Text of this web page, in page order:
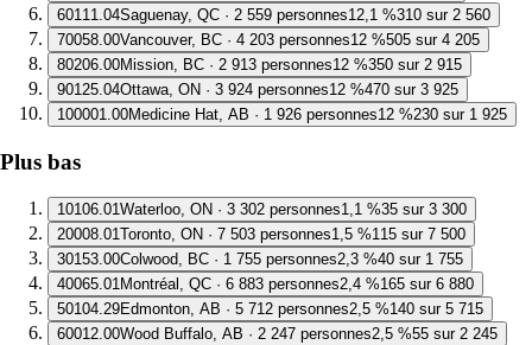
60111.04Saguenay, QC · 2 559 personnes12,1 %310 sur 2 560
70058.00Vancouver, BC · 4 203 personnes12 %505 sur 4 205
80206.00Mission, BC · 2 913 personnes12 %350 sur 2 915
90125.04Ottawa, ON · 3 924 personnes12 %470 sur 3 925
100001.00Medicine Hat, AB · 1 926 personnes12 %230 sur 1 925
Plus bas
10106.01Waterloo, ON · 3 302 personnes1,1 %35 sur 3 300
20008.01Toronto, ON · 7 503 personnes1,5 %115 sur 7 500
30153.00Colwood, BC · 1 755 personnes2,3 %40 sur 1 755
40065.01Montréal, QC · 6 883 personnes2,4 %165 sur 6 880
50104.29Edmonton, AB · 5 712 personnes2,5 %140 sur 5 715
60012.00Wood Buffalo, AB · 2 247 personnes2,5 %55 sur 2 245